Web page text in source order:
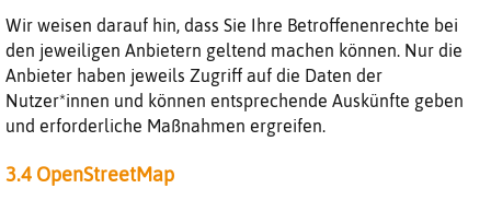
Wir weisen darauf hin, dass Sie Ihre Betroffenenrechte bei
den jeweiligen Anbietern geltend machen können. Nur die
Anbieter haben jeweils Zugriff auf die Daten der
Nutzer*innen und können entsprechende Auskünfte geben
und erforderliche Maßnahmen ergreifen.
3.4 OpenStreetMap